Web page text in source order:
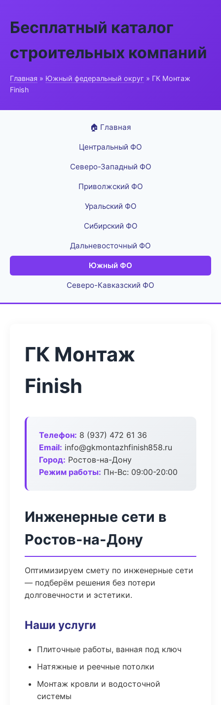
Бесплатный каталог
строительных компаний
Главная » Южный федеральный округ » ГК Монтаж
Finish
🏠 Главная
Центральный ФО
Северо-Западный ФО
Приволжский ФО
Уральский ФО
Сибирский ФО
Дальневосточный ФО
Южный ФО
Северо-Кавказский ФО
ГК Монтаж
Finish
Телефон: 8 (937) 472 61 36
Email: info@gkmontazhfinish858.ru
Город: Ростов-на-Дону
Режим работы: Пн-Вс: 09:00-20:00
Инженерные сети в
Ростов-на-Дону
Оптимизируем смету по инженерные сети
— подберём решения без потери
долговечности и эстетики.
Наши услуги
Плиточные работы, ванная под ключ
Натяжные и реечные потолки
Монтаж кровли и водосточной
системы